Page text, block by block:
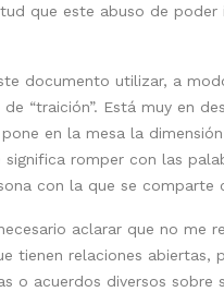
que este abuso de poder
documento utilizar, a
de “traición”. Está muy en
en la mesa la
significa romper con las
con la que se comparte
aclarar que no me
tienen relaciones abiertas,
o acuerdos diversos sobre